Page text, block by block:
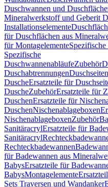
Duschwannen und
Mineralwerkstoff und Geberit
Installationselemente
für Duschflächen aus
für Montagelemente
Spezifische
DuschwannenabläufeZubehör
Duschabtrennungen
DuscheErsatzteile für
DuscheZubehörErsatzteile für
DuschenErsatzteile für
DuschenNischenablageboxen
NischenablageboxenZubehör
SanitäracrylErsatzteile für
Sanitäracryl
Rechteckbadewannen
für Badewannen aus
BabysErsatzteile für
BabysMontagelemente
Sets Traversen und Wandanker